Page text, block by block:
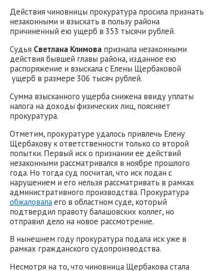
Действия чиновницы прокуратура просила признать
незаконными и взыскать в пользу района
причиненный ею ущерб в 353 тысячи рублей.
Судья Светлана Климова признала незаконными
действия бывшей главы района, изданное ею
распоряжение и взыскала с Елены Щербаковой
ущерб в размере 306 тысяч рублей.
Сумма взысканного ущерба снижена ввиду уплаты
налога на доходы физических лиц, поясняет
прокуратура.
Отметим, прокуратуре удалось привлечь Елену
Щербакову к ответственности только со второй
попытки. Первый иск о признании ее действий
незаконными рассматривался в ноябре прошлого
года. Но тогда суд посчитал, что иск подан с
нарушением и его нельзя рассматривать в рамках
административного производства. Прокуратура
обжаловалаего в областном суде, который
подтвердил правоту балашовских коллег, но
отправил дело на новое рассмотрение.
В нынешнем году прокуратура подала иск уже в
рамках гражданского судопроизводства.
Несмотря на то, что чиновница Щербакова стала